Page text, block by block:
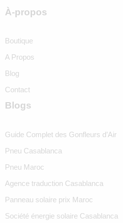
À-propos
Boutique
A Propos
Blog
Contact
Blogs
Guide Complet des Gonfleurs d’Air
Pneu Casablanca
Pneu Maroc
Agence traduction Casablanca
Panneau solaire prix Maroc
Société énergie solaire Casablanca